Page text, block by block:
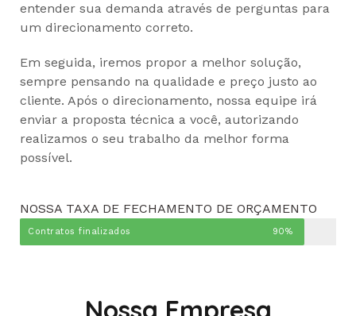
entender sua demanda através de perguntas para
um direcionamento correto.
Em seguida, iremos propor a melhor solução,
sempre pensando na qualidade e preço justo ao
cliente. Após o direcionamento, nossa equipe irá
enviar a proposta técnica a você, autorizando
realizamos o seu trabalho da melhor forma
possível.
NOSSA TAXA DE FECHAMENTO DE ORÇAMENTO
Contratos finalizados 90%
Nossa Empresa